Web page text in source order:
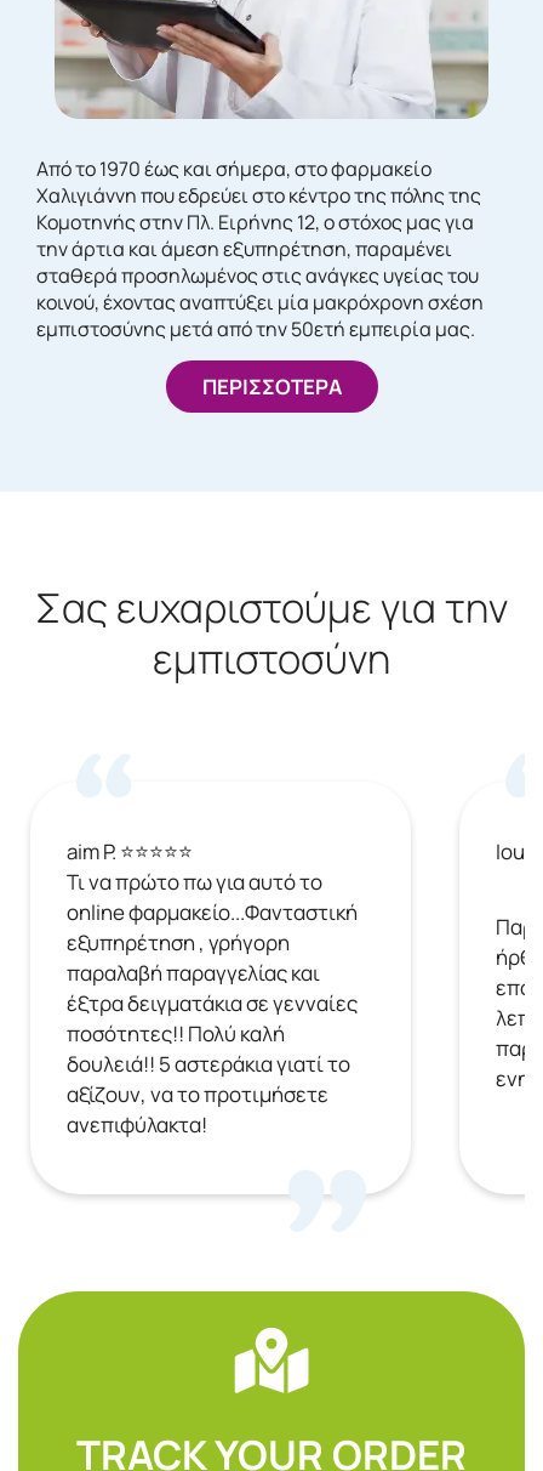
Από το 1970 έως και σήμερα, στο φαρμακείο
Χαλιγιάννη που εδρεύει στο κέντρο της πόλης της
Κομοτηνής στην Πλ. Ειρήνης 12, ο στόχος μας για
την άρτια και άμεση εξυπηρέτηση, παραμένει
σταθερά προσηλωμένος στις ανάγκες υγείας του
κοινού, έχοντας αναπτύξει μία μακρόχρονη σχέση
εμπιστοσύνης μετά από την 50ετή εμπειρία μας.
ΠΕΡΙΣΣΟΤΕΡΑ
Σας ευχαριστούμε για την
εμπιστοσύνη
aim P. ⭐⭐⭐⭐⭐
Τι να πρώτο πω για αυτό το
online φαρμακείο...Φανταστική
εξυπηρέτηση , γρήγορη
παραλαβή παραγγελίας και
έξτρα δειγματάκια σε γενναίες
ποσότητες!! Πολύ καλή
δουλειά!! 5 αστεράκια γιατί το
αξίζουν, να το προτιμήσετε
ανεπιφύλακτα!
Ioulia
TRACK YOUR ORDER